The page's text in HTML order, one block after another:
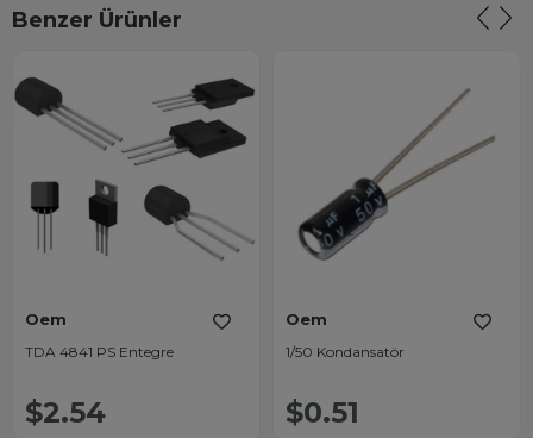
Benzer Ürünler
Oem
TDA 4841 PS Entegre
$2.54
Oem
1/50 Kondansatör
$0.51